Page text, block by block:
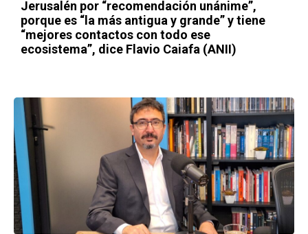
Jerusalén por “recomendación unánime”,
porque es “la más antigua y grande” y tiene
“mejores contactos con todo ese
ecosistema”, dice Flavio Caiafa (ANII)